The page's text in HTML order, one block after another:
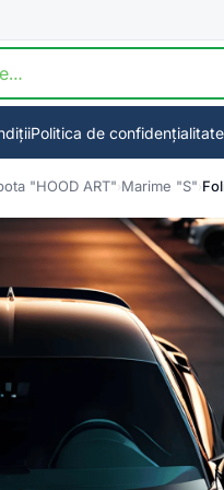
Politica de confidențialitate
"HOOD ART" Marime "S"